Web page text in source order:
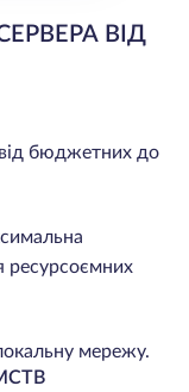
ВІД
бюджетних до
ресурсоємних
мережу.